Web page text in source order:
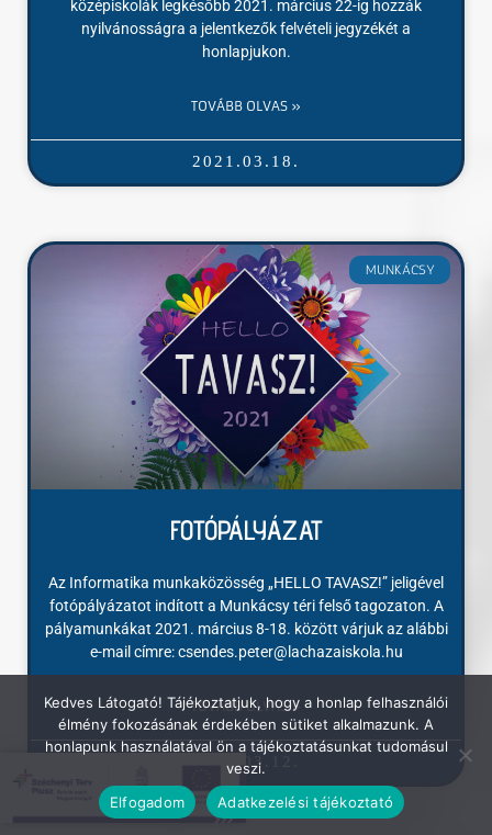
középiskolák legkésőbb 2021. március 22-ig hozzák
nyilvánosságra a jelentkezők felvételi jegyzékét a
honlapjukon.
TOVÁBB OLVAS »
2021.03.18.
MUNKÁCSY
FOTÓPÁLYÁZAT
Az Informatika munkaközösség „HELLO TAVASZ!” jeligével
fotópályázatot indított a Munkácsy téri felső tagozaton. A
pályamunkákat 2021. március 8-18. között várjuk az alábbi
e-mail címre: csendes.peter@lachazaiskola.hu
TOVÁBB OLVAS »
2021.03.12.
Kedves Látogató! Tájékoztatjuk, hogy a honlap felhasználói
élmény fokozásának érdekében sütiket alkalmazunk. A
honlapunk használatával ön a tájékoztatásunkat tudomásul
veszi.
Elfogadom
Adatkezelési tájékoztató